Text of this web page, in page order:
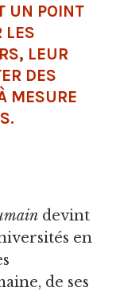
UN POINT
LES
LEUR
DES
MESURE
devint
en
de ses